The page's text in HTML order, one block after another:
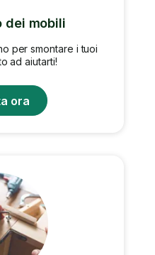
dei mobili
per smontare i tuoi
ad aiutarti!
ora